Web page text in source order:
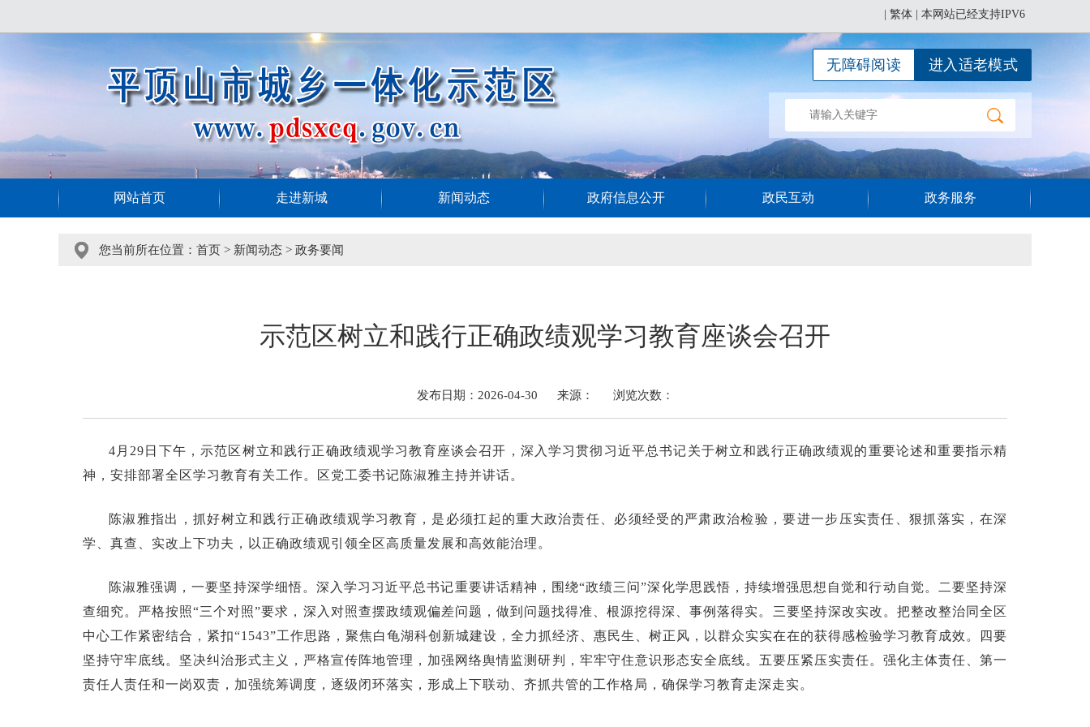
繁体 | 本网站已经支持IPV6
进入适老模式
无障碍阅读
网站首页 走进新城 新闻动态 政府信息公开 政民互动 政务服务
您当前所在位置： 首页 > 新闻动态 > 政务要闻
示范区树立和践行正确政绩观学习教育座谈会召开
发布日期：2026-04-30 来源： 浏览次数：
4月29日下午，示范区树立和践行正确政绩观学习教育座谈会召开，深入学习贯彻习近平总书记关于树立和践行正确政绩观的重要论述和重要指示精
神，安排部署全区学习教育有关工作。区党工委书记陈淑雅主持并讲话。
陈淑雅指出，抓好树立和践行正确政绩观学习教育，是必须扛起的重大政治责任、必须经受的严肃政治检验，要进一步压实责任、狠抓落实，在深
学、真查、实改上下功夫，以正确政绩观引领全区高质量发展和高效能治理。
陈淑雅强调，一要坚持深学细悟。深入学习习近平总书记重要讲话精神，围绕“政绩三问”深化学思践悟，持续增强思想自觉和行动自觉。二要坚持深
查细究。严格按照“三个对照”要求，深入对照查摆政绩观偏差问题，做到问题找得准、根源挖得深、事例落得实。三要坚持深改实改。把整改整治同全区
中心工作紧密结合，紧扣“1543”工作思路，聚焦白龟湖科创新城建设，全力抓经济、惠民生、树正风，以群众实实在在的获得感检验学习教育成效。四要
坚持守牢底线。坚决纠治形式主义，严格宣传阵地管理，加强网络舆情监测研判，牢牢守住意识形态安全底线。五要压紧压实责任。强化主体责任、第一
责任人责任和一岗双责，加强统筹调度，逐级闭环落实，形成上下联动、齐抓共管的工作格局，确保学习教育走深走实。